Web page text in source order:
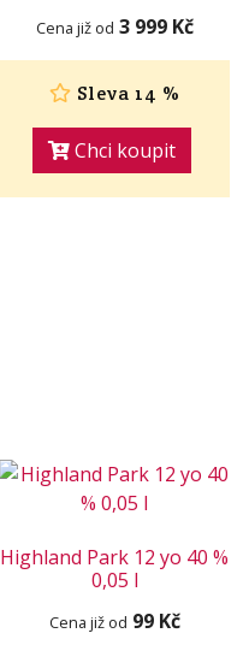
Cena již od 3 999 Kč
Sleva 14 %
Chci koupit
Highland Park 12 yo 40 %
0,05 l
Cena již od 99 Kč